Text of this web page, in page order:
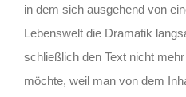
in dem sich ausgehend von
Lebenswelt die Dramatik
schließlich den Text nicht
möchte, weil man von dem